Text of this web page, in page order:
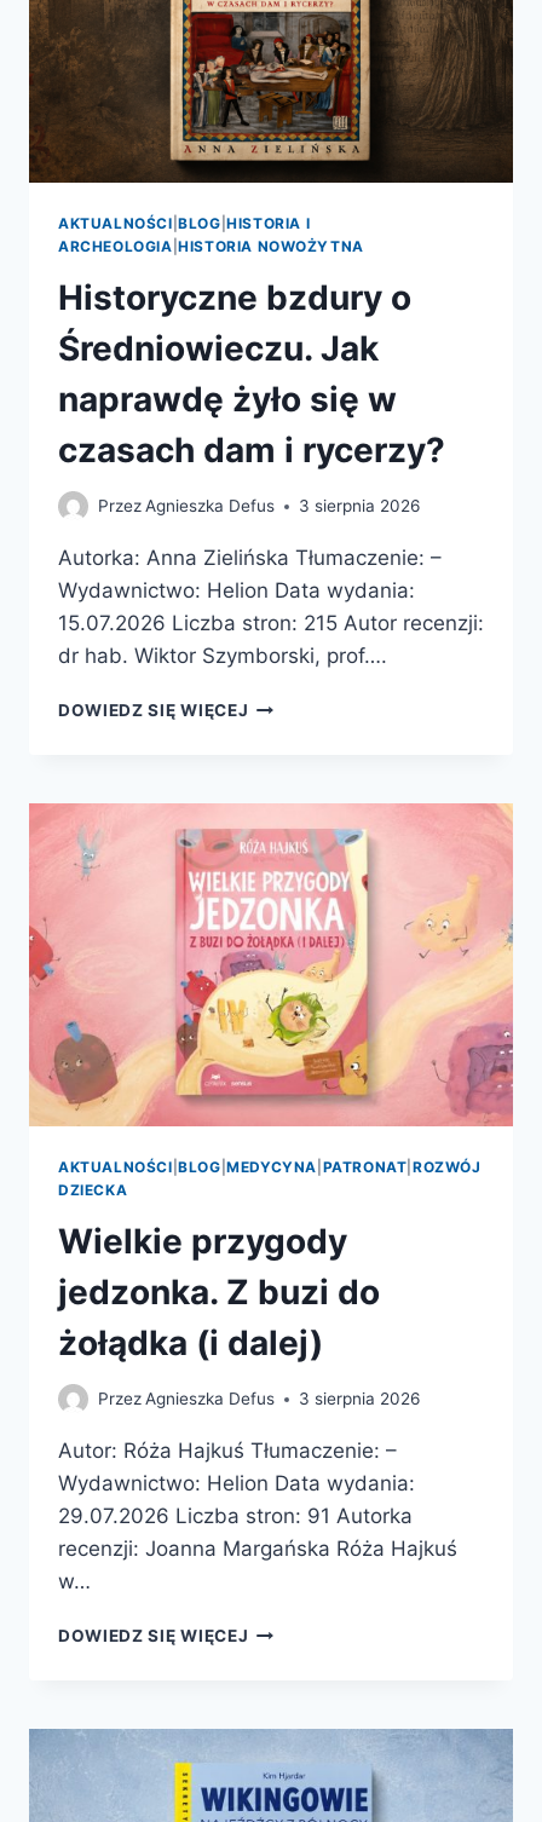
AKTUALNOŚCI |BLOG |HISTORIA I
ARCHEOLOGIA |HISTORIA NOWOŻYTNA
Historyczne bzdury o
Średniowieczu. Jak
naprawdę żyło się w
czasach dam i rycerzy?
PrzezAgnieszka Defus 3 sierpnia 2026
Autorka: Anna Zielińska Tłumaczenie: –
Wydawnictwo: Helion Data wydania:
15.07.2026 Liczba stron: 215 Autor recenzji:
dr hab. Wiktor Szymborski, prof….
DOWIEDZ SIĘ WIĘCEJ HISTORYCZNE
JAK
NAPRAWDĘ
ŻYŁO
SIĘ
W
CZASACH
DAM
RYCERZY?
AKTUALNOŚCI |BLOG |MEDYCYNA PATRONAT ROZWÓJ
DZIECKA
Wielkie przygody
jedzonka. Z buzi do
żołądka (i dalej)
PrzezAgnieszka Defus 3 sierpnia 2026
Autor: Róża Hajkuś Tłumaczenie: –
Wydawnictwo: Helion Data wydania:
29.07.2026 Liczba stron: 91 Autorka
recenzji: Joanna Margańska Róża Hajkuś
w…
DOWIEDZ SIĘ WIĘCEJ WIELKIE
BUZI
ŻOŁĄDKA
(I